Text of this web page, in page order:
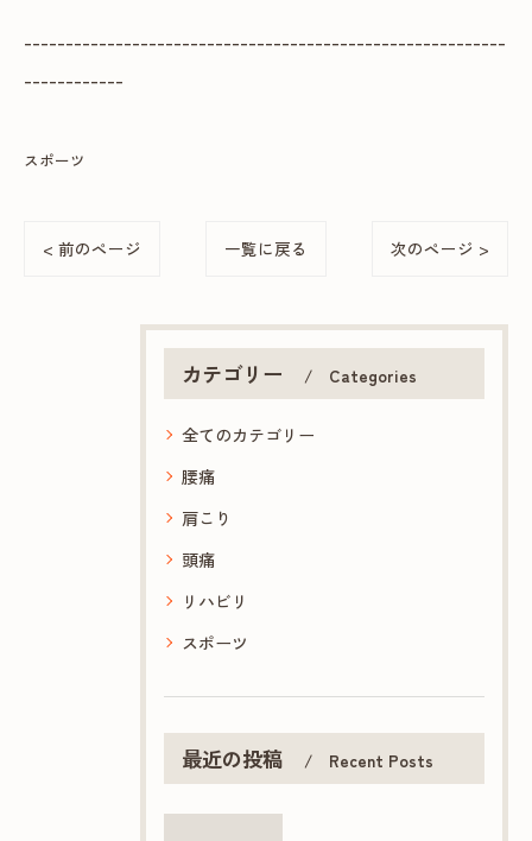
----------------------------------------------------------
------------
スポーツ
< 前のページ 一覧に戻る 次のページ >
カテゴリー Categories
全てのカテゴリー
腰痛
肩こり
頭痛
リハビリ
スポーツ
最近の投稿 Recent Posts